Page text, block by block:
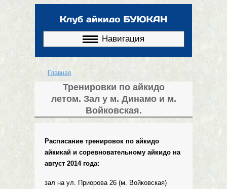
основному
Навигация
Вы здесь
Главная
Тренировки по айкидо
летом. Зал у м. Динамо и м.
Войковская.
Расписание тренировок по айкидо
айкикай и соревновательному айкидо на
август 2014 года:
зал на ул. Приорова 26 (м. Войковская)